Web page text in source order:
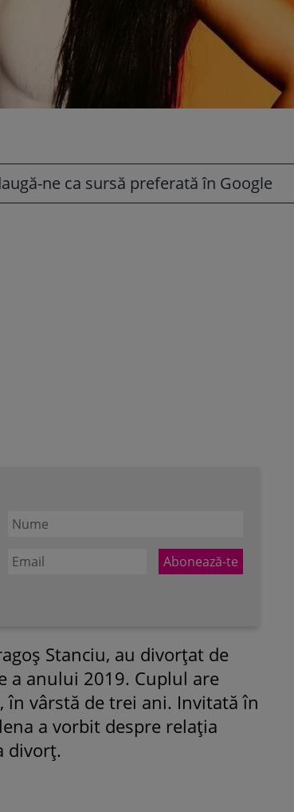
ne ca sursă preferată în Google
Stanciu, au divorțat de
a anului 2019. Cuplul are
în vârstă de trei ani. Invitată în
a vorbit despre relația
divorț.